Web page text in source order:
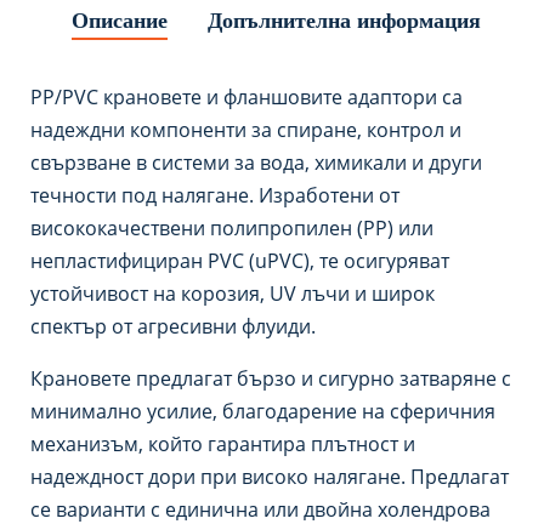
Описание Допълнителна информация
PP/PVC крановете и фланшовите адаптори са
надеждни компоненти за спиране, контрол и
свързване в системи за вода, химикали и други
течности под налягане. Изработени от
висококачествени полипропилен (PP) или
непластифициран PVC (uPVC), те осигуряват
устойчивост на корозия, UV лъчи и широк
спектър от агресивни флуиди.
Крановете предлагат бързо и сигурно затваряне с
минимално усилие, благодарение на сферичния
механизъм, който гарантира плътност и
надеждност дори при високо налягане. Предлагат
се варианти с единична или двойна холендрова